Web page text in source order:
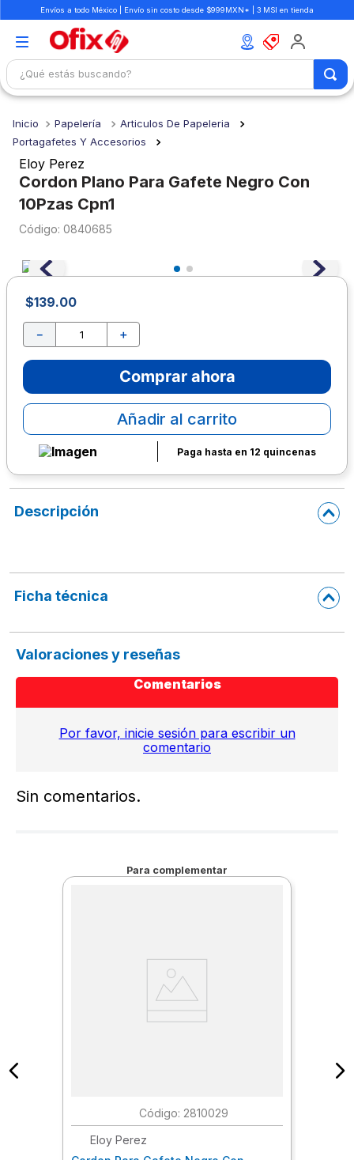
Envíos a todo México | Envío sin costo desde $999MXN* | 3 MSI en tienda
¿Qué estás buscando?
Papelería
Articulos De Papeleria
Portagafetes Y Accesorios
Eloy Perez
Cordon Plano Para Gafete Negro Con
10Pzas Cpn1
: 0840685
$139.00
＋
－
Comprar ahora
Añadir al carrito
Paga hasta en 12 quincenas
Descripción
Ficha técnica
Valoraciones y reseñas
Comentarios
Por favor, inicie sesión para escribir un
comentario
Sin comentarios.
Para complementar
: 2810029
Eloy Perez
1.
mochilas
2.
libretas
3.
cuaderno
4.
cuadernos
colores
6.
boligrafo
7.
sacapuntas
8.
escolar
9.
escritorio